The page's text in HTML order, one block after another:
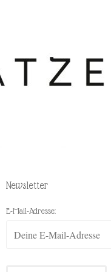
Newsletter
E-Mail-Adresse: